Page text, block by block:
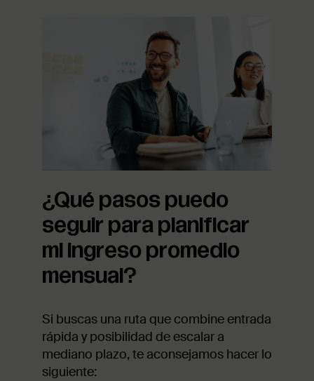
¿Qué pasos puedo
seguir para planificar
mi ingreso promedio
mensual?
Si buscas una ruta que combine entrada
rápida y posibilidad de escalar a
mediano plazo, te aconsejamos hacer lo
siguiente: